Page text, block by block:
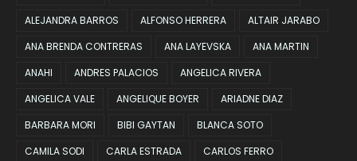
ALEJANDRA BARROS
ALFONSO HERRERA
ALTAIR JARABO
ANA BRENDA CONTRERAS
ANA LAYEVSKA
ANA MARTIN
ANAHI
ANDRES PALACIOS
ANGELICA RIVERA
ANGELICA VALE
ANGELIQUE BOYER
ARIADNE DIAZ
BARBARA MORI
BIBI GAYTAN
BLANCA SOTO
CAMILA SODI
CARLA ESTRADA
CARLOS FERRO